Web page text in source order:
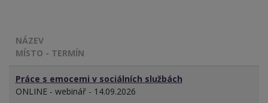
NÁZEV
MÍSTO - TERMÍN
Práce s emocemi v sociálních službách
ONLINE - webinář - 14.09.2026